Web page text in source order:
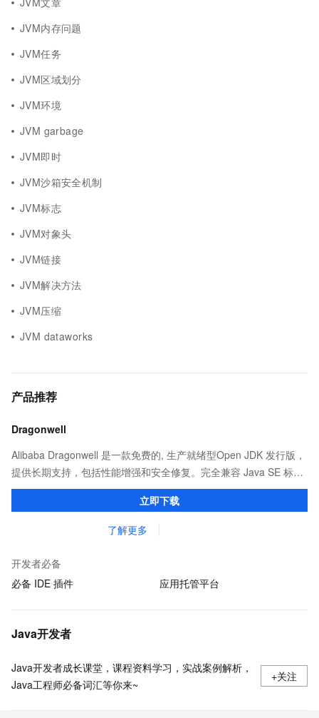
JVM内存问题
JVM任务
JVM区域划分
JVM环境
JVM garbage
JVM即时
JVM沙箱安全机制
JVM标志
JVM对象头
JVM链接
JVM解决方法
JVM压缩
JVM dataworks
产品推荐
Dragonwell
Alibaba Dragonwell 是一款免费的, 生产就绪型Open JDK 发行版，
提供长期支持，包括性能增强和安全修复。完全兼容 Java SE 标
准，您可以在任何常用操作系统（包括 Linux、Windows 和
macOS）上开发 Java 应用程序。立即下载
了解更多
开发者必备
必备 IDE 插件
应用托管平台
Java开发者
Java开发者成长课堂，课程资料学习，实战案例解析，
Java工程师必备词汇等你来~
+关注